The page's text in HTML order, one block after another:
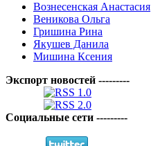
Вознесенская Анастасия
Веникова Ольга
Гришина Рина
Якушев Данила
Мишина Ксения
Экспорт новостей ---------
Социальные сети ---------